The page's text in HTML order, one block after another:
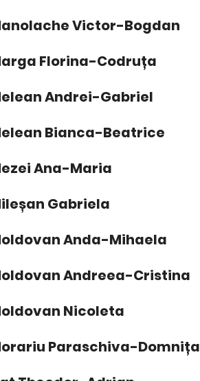
Victor-Bogdan
Florina-Codruța
Andrei-Gabriel
Bianca-Beatrice
Ana-Maria
Gabriela
Anda-Mihaela
Andreea-Cristina
Nicoleta
Paraschiva-Domnița